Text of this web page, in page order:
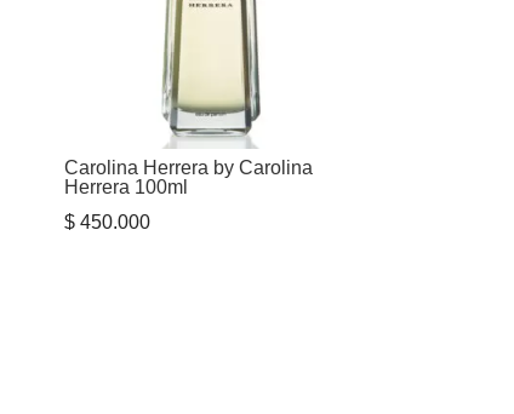
Carolina Herrera by Carolina
Herrera 100ml
$450.000